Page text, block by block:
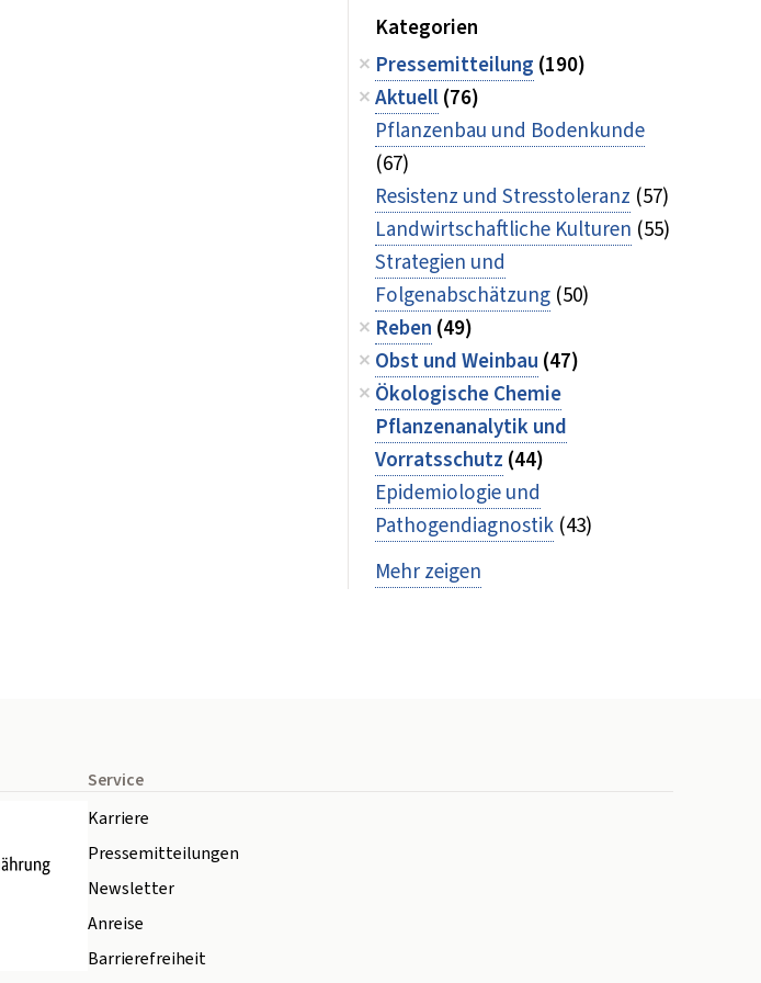
Kategorien
Pressemitteilung (190)
Aktuell(76)
Pflanzenbau und Bodenkunde
(67)
Resistenz und Stresstoleranz (57)
Landwirtschaftliche Kulturen (55)
Strategien und
Folgenabschätzung (50)
Reben (49)
Obst und Weinbau (47)
Ökologische Chemie
Pflanzenanalytik und
Vorratsschutz (44)
Epidemiologie und
Pathogendiagnostik (43)
Mehr zeigen
Service
Karriere
Pressemitteilungen
Newsletter
Anreise
Barrierefreiheit